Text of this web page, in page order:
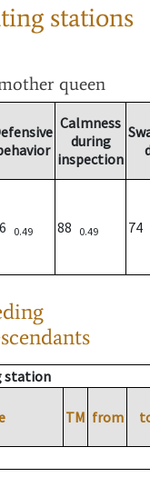
stations
queen
Calmness
during
inspection
0.49 88 0.49 74
station
TM from